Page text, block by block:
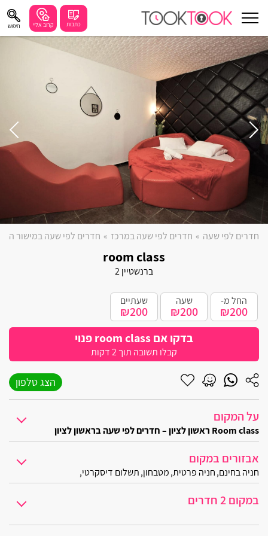
קרוב אליי חיפוש כתבות
חיפה
נתניה
תל אביב
בת ים
שזור
בורגתה
בית עריף
חולון
אליפלט
קרית ביאליק
רגבה
בית דגן
חדרים לפי שעה » חדרים לפי שעה במרכז » חדרים לפי שעה במישור
room class
ברנשטיין 2
החל מ-
₪200
שעה
₪200
שעתיים
₪200
בדקו אם room class פנוי
קבלו תשובה תוך 2 דקות
הצג טלפון
על המקום
Room class ראשון לציון – חדרים לפי שעה בראשון לציון
קומפלקס אירוח דיסקרטי ומפואר, שילוב של מיקום מעולה שמעניק שקט
מיקום ואווירה:
מתחם האירוח ממוקם בלב ראשון לציון, גישה נוחה למקום המאפשרת גם
מה במקום:
אבזורים במקום
חניה בחינם חניה פרטית מטבחון תשלום דיסקרטי
במקום 2 חדרים